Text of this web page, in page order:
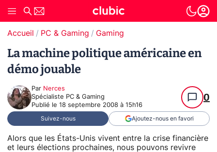
Accueil PC & Gaming Gaming
La machine politique américaine en
démo jouable
Par Nerces
Spécialiste PC & Gaming
Publié le 18 septembre 2008 à 15h16
0
Suivez-nous Ajoutez-nous en favori
Alors que les États-Unis vivent entre la crise financière
et leurs élections prochaines, nous pouvons revivre